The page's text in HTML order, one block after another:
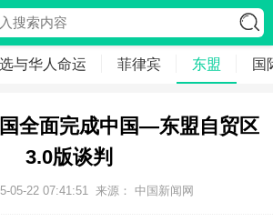
与华人命运 菲律宾 东盟 国
全面完成中国—东盟自贸区
3.0版谈判
05-22 07:41:51 来源： 中国新闻网